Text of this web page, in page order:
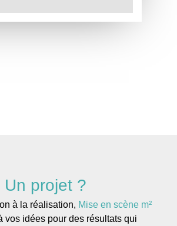
Un projet ?
à la réalisation, Mise en scène m²
vos idées pour des résultats qui